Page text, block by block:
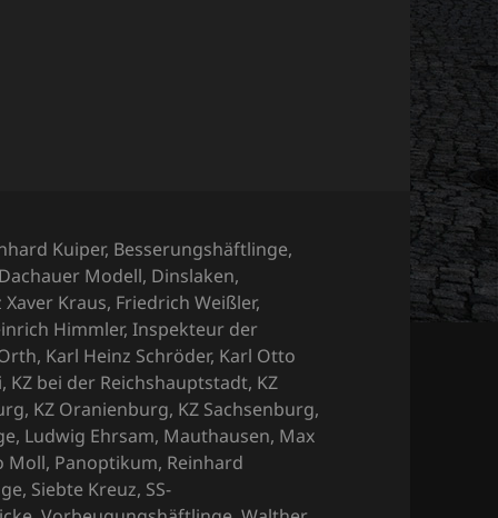
Kuiper, Besserungshäftlinge,
Modell, Dinslaken,
Xaver Kraus, Friedrich Weißler,
Himmler,Inspekteur der
, Karl Heinz Schröder, Karl Otto
, KZ bei der Reichshauptstadt, KZ
, KZ Oranienburg, KZ Sachsenburg,
, Ludwig Ehrsam, Mauthausen, Max
Moll, Panoptikum, Reinhard
, Siebte Kreuz, SS-